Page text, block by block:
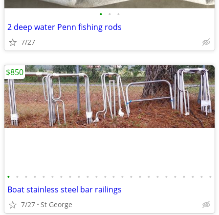
• • •
2 deep water Penn fishing rods
7/27
• • • • • • • • • • • • • • • • • • • • • • • •
Boat stainless steel bar railings
7/27 St George
$850